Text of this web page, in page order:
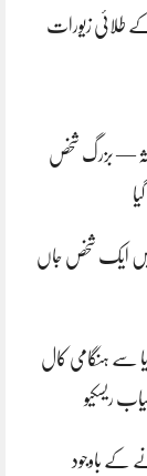
کروڑ کے طلائی زیورات
— بزرگ شخص
ایک شخص جاں
سے ہنگامی کال
کے باوجود